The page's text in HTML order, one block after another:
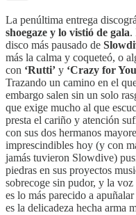
La penúltima entrega
shoegaze y lo vistió de gala.
disco más pausado de
más la calma y coqueteó, o
con ‘Rutti’ y ‘Crazy for
Trazando un camino en el
embargo salen sin un solo
que exige mucho al que
presta el cariño y atención
con sus dos hermanos
imprescindibles hoy (y con
jamás tuvieron Slowdive)
piedras en sus proyectos
sobrecoge sin pudor, y la
es lo más parecido a
es la delicadeza hecha arma